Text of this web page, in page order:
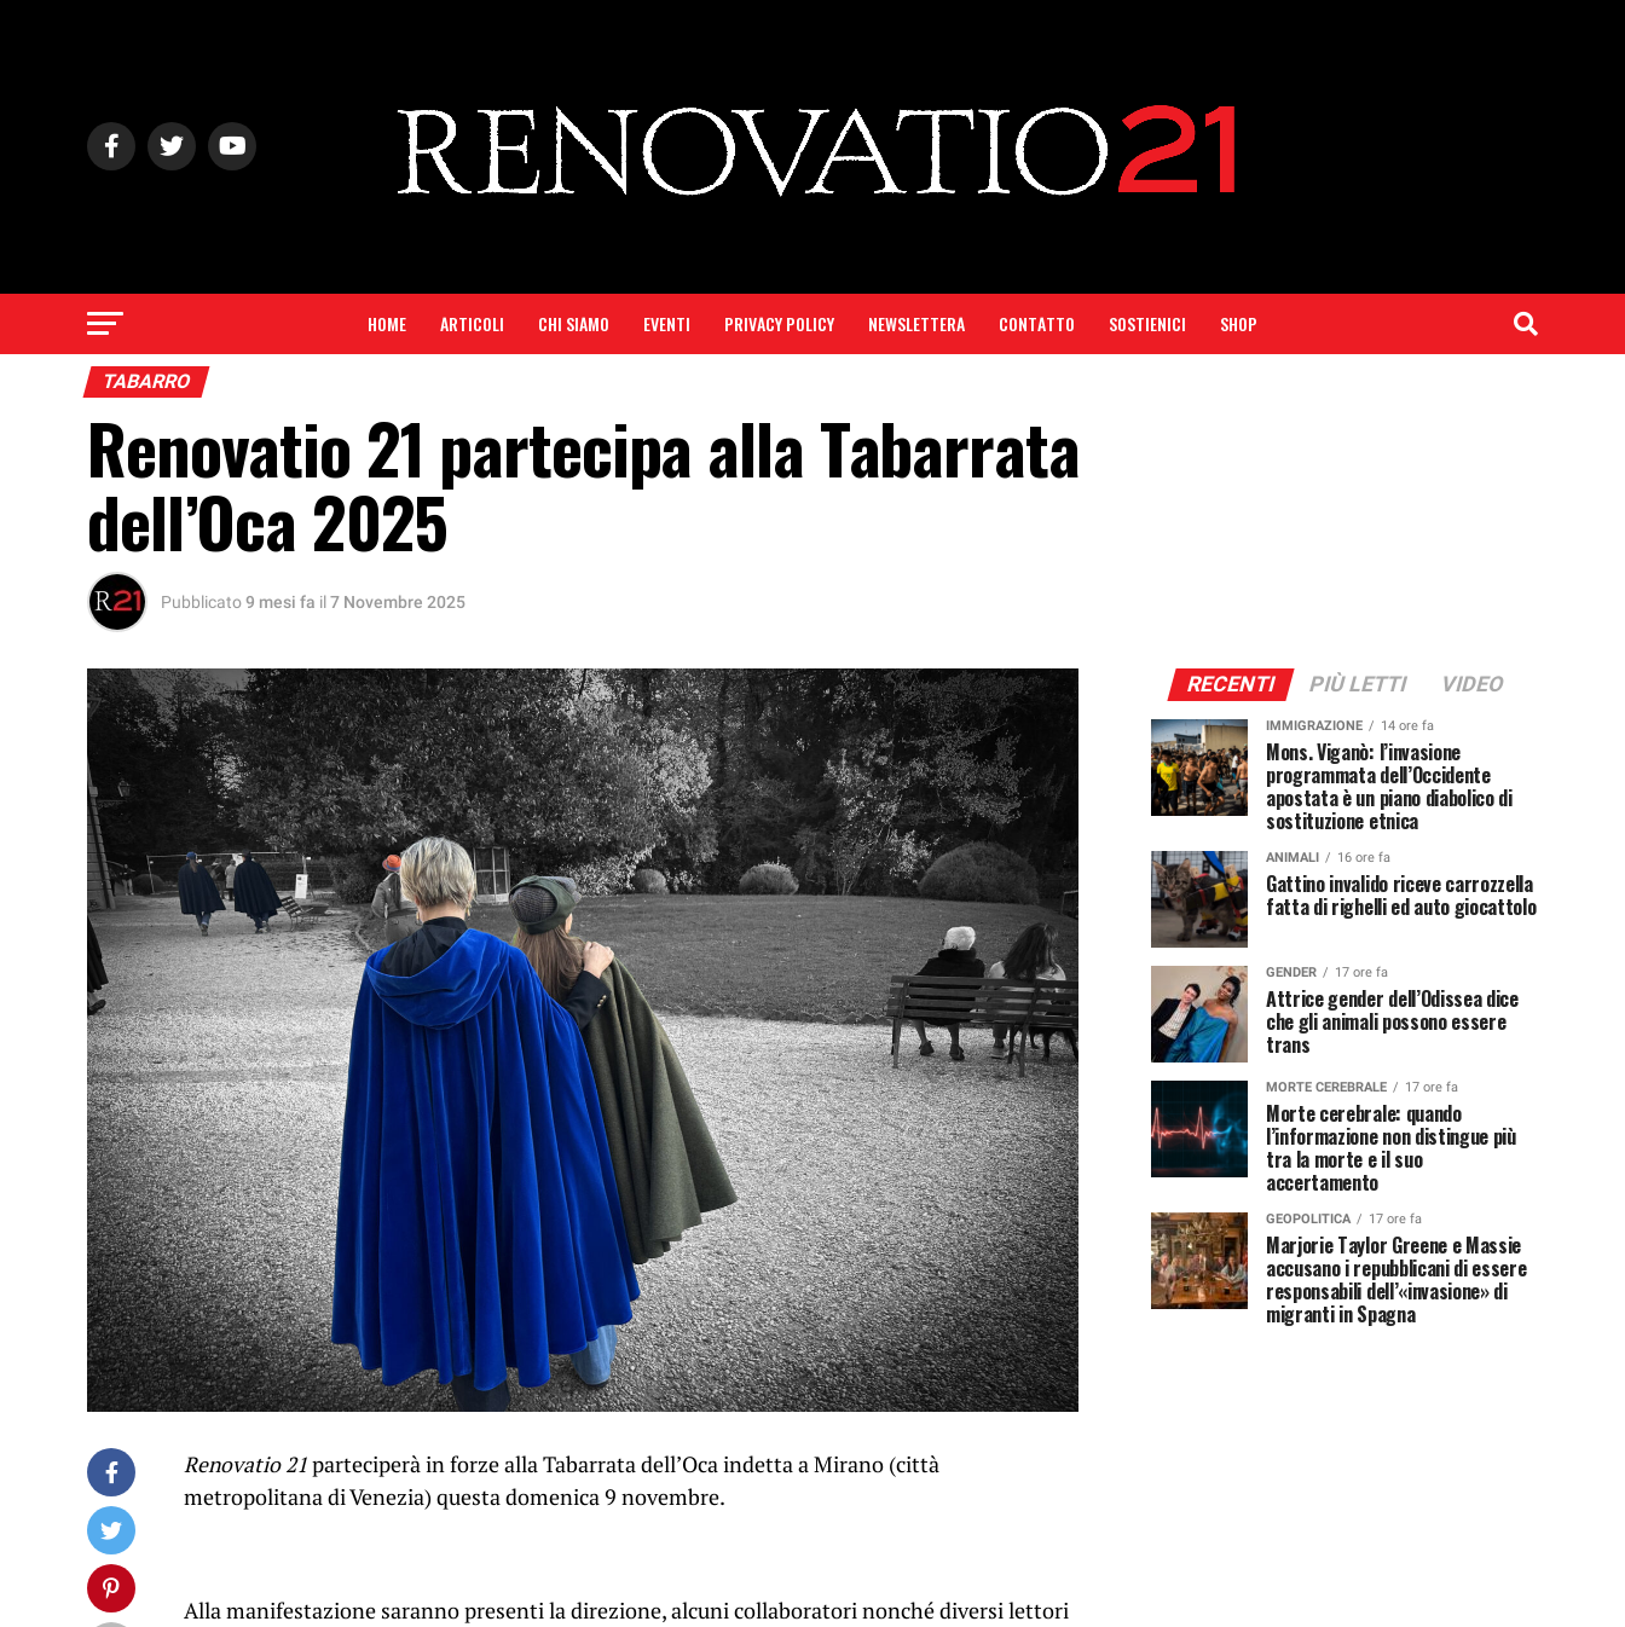
HOME ARTICOLI CHI SIAMO EVENTI PRIVACY POLICY NEWSLETTERA CONTATTO SOSTIENICI SHOP
TABARRO
Renovatio 21 partecipa alla Tabarrata
dell’Oca 2025
Pubblicato9 mesi fa il7 Novembre 2025
Renovatio 21parteciperà in forze alla Tabarrata dell’Oca indetta a Mirano (città
metropolitana di Venezia) questa domenica 9 novembre.
Alla manifestazione saranno presenti la direzione, alcuni collaboratori nonché diversi lettori
RECENTI PIÙ LETTI VIDEO
IMMIGRAZIONE 14 ore fa
Mons. Viganò: l’invasione
programmata dell’Occidente
apostata è un piano diabolico di
sostituzione etnica
ANIMALI 16 ore fa
Gattino invalido riceve carrozzella
fatta di righelli ed auto giocattolo
GENDER 17 ore fa
Attrice gender dell’Odissea dice
che gli animali possono essere
trans
MORTE CEREBRALE 17 ore fa
Morte cerebrale: quando
l’informazione non distingue più
tra la morte e il suo
accertamento
GEOPOLITICA 17 ore fa
Marjorie Taylor Greene e Massie
accusano i repubblicani di essere
responsabili dell’«invasione» di
migranti in Spagna